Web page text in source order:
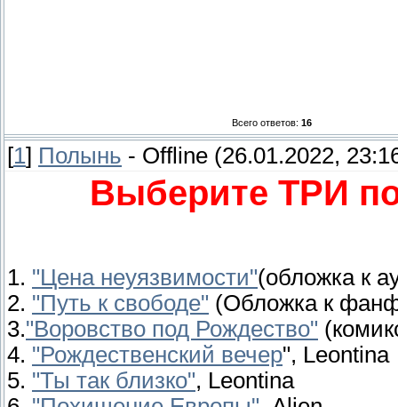
Всего ответов: 16
[1] Полынь - Offline (26.01.2022,
Выберите ТРИ
1. "Цена неуязвимости"(обложка к
2. "Путь к свободе" (Обложка к
3."Воровство под Рождество"
4. "Рождественский вечер", Leontina
5. "Ты так близко", Leontina